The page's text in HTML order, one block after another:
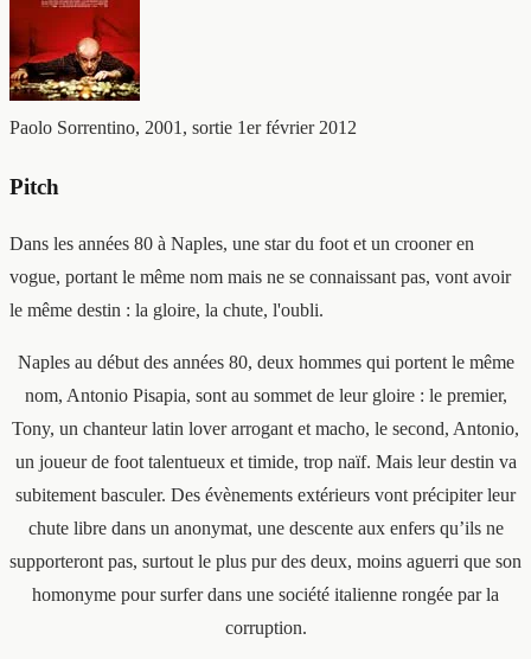
Paolo Sorrentino, 2001, sortie 1er février 2012
Pitch
Dans les années 80 à Naples, une star du foot et un crooner en
vogue, portant le même nom mais ne se connaissant pas, vont avoir
le même destin : la gloire, la chute, l'oubli.
Naples au début des années 80, deux hommes qui portent le même
nom, Antonio Pisapia, sont au sommet de leur gloire : le premier,
Tony, un chanteur latin lover arrogant et macho, le second, Antonio,
un joueur de foot talentueux et timide, trop naïf. Mais leur destin va
subitement basculer. Des évènements extérieurs vont précipiter leur
chute libre dans un anonymat, une descente aux enfers qu’ils ne
supporteront pas, surtout le plus pur des deux, moins aguerri que son
homonyme pour surfer dans une société italienne rongée par la
corruption.